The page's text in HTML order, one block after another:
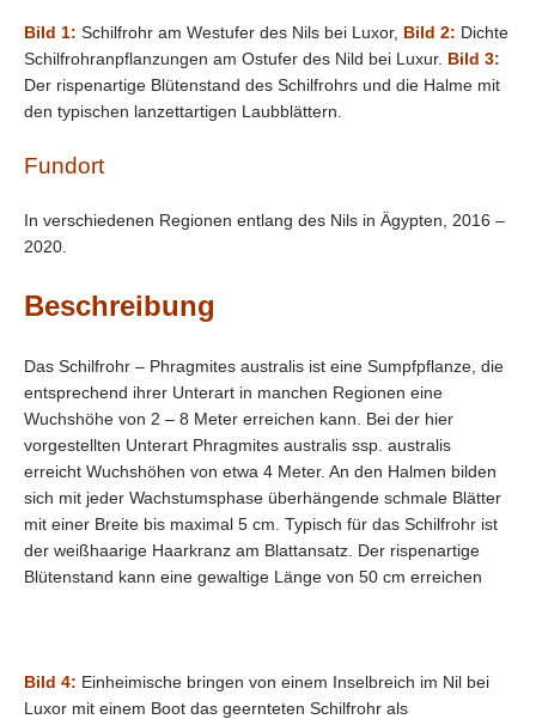
Bild 1: Schilfrohr am Westufer des Nils bei Luxor, Bild 2: Dichte
Schilfrohranpflanzungen am Ostufer des Nild bei Luxur. Bild 3:
Der rispenartige Blütenstand des Schilfrohrs und die Halme mit
den typischen lanzettartigen Laubblättern.
Fundort
In verschiedenen Regionen entlang des Nils in Ägypten, 2016 –
2020.
Beschreibung
Das Schilfrohr – Phragmites australis ist eine Sumpfpflanze, die
entsprechend ihrer Unterart in manchen Regionen eine
Wuchshöhe von 2 – 8 Meter erreichen kann. Bei der hier
vorgestellten Unterart Phragmites australis ssp. australis
erreicht Wuchshöhen von etwa 4 Meter. An den Halmen bilden
sich mit jeder Wachstumsphase überhängende schmale Blätter
mit einer Breite bis maximal 5 cm. Typisch für das Schilfrohr ist
der weißhaarige Haarkranz am Blattansatz. Der rispenartige
Blütenstand kann eine gewaltige Länge von 50 cm erreichen
Bild 4: Einheimische bringen von einem Inselbreich im Nil bei
Luxor mit einem Boot das geernteten Schilfrohr als